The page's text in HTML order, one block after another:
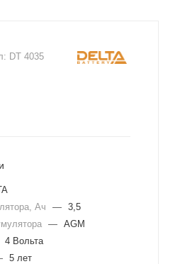
DT 4035
Ач
— 3,5
— AGM
4 Вольта
5 лет